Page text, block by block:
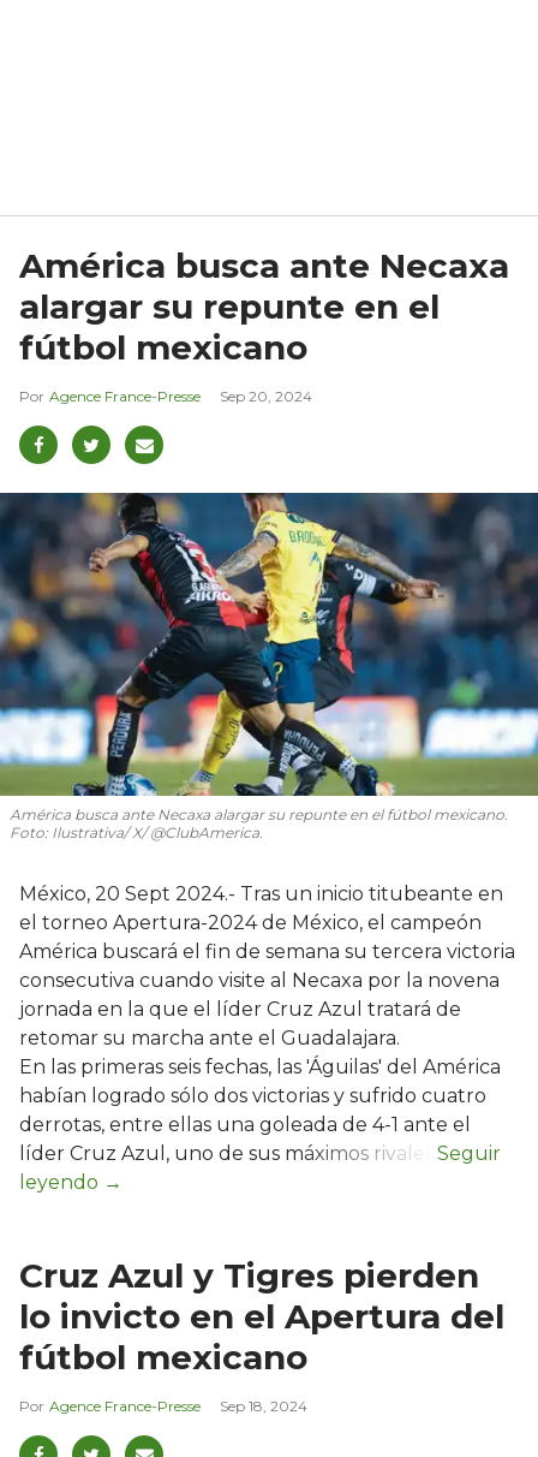
América busca ante Necaxa
alargar su repunte en el
fútbol mexicano
Agence France-Presse Sep 20, 2024
América busca ante Necaxa alargar su repunte en el fútbol mexicano.
Foto: Ilustrativa/ X/ @ClubAmerica.
México, 20 Sept 2024.- Tras un inicio titubeante en
el torneo Apertura-2024 de México, el campeón
América buscará el fin de semana su tercera victoria
consecutiva cuando visite al Necaxa por la novena
jornada en la que el líder Cruz Azul tratará de
retomar su marcha ante el Guadalajara.
En las primeras seis fechas, las 'Águilas' del América
habían logrado sólo dos victorias y sufrido cuatro
derrotas, entre ellas una goleada de 4-1 ante el
líder Cruz Azul, uno de sus máximos rivales.
Cruz Azul y Tigres pierden
lo invicto en el Apertura del
fútbol mexicano
Agence France-Presse Sep 18, 2024